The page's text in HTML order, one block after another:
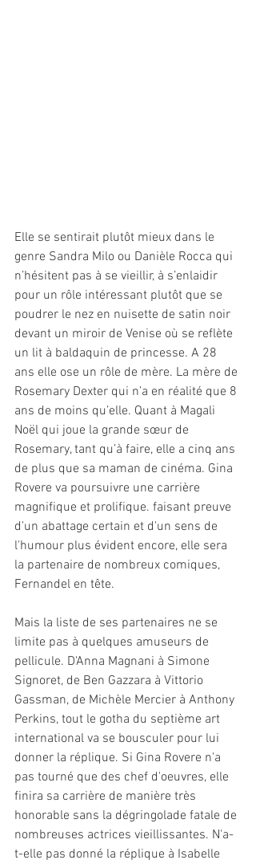
Elle se sentirait plutôt mieux dans le
genre Sandra Milo ou Danièle Rocca qui
n’hésitent pas à se vieillir, à s’enlaidir
pour un rôle intéressant plutôt que se
poudrer le nez en nuisette de satin noir
devant un miroir de Venise où se reflète
un lit à baldaquin de princesse. A 28
ans elle ose un rôle de mère. La mère de
Rosemary Dexter qui n’a en réalité que 8
ans de moins qu’elle. Quant à Magali
Noël qui joue la grande sœur de
Rosemary, tant qu’à faire, elle a cinq ans
de plus que sa maman de cinéma. Gina
Rovere va poursuivre une carrière
magnifique et prolifique. faisant preuve
d'un abattage certain et d'un sens de
l'humour plus évident encore, elle sera
la partenaire de nombreux comiques,
Fernandel en tête.
Mais la liste de ses partenaires ne se
limite pas à quelques amuseurs de
pellicule. D'Anna Magnani à Simone
Signoret, de Ben Gazzara à Vittorio
Gassman, de Michèle Mercier à Anthony
Perkins, tout le gotha du septième art
international va se bousculer pour lui
donner la réplique. Si Gina Rovere n'a
pas tourné que des chef d'oeuvres, elle
finira sa carrière de manière très
honorable sans la dégringolade fatale de
nombreuses actrices vieillissantes. N'a-
t-elle pas donné la réplique à Isabelle